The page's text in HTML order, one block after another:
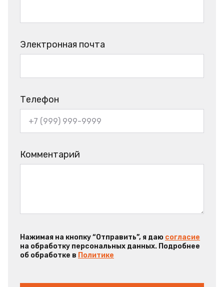
Электронная почта
Телефон
Комментарий
Нажимая на кнопку “Отправить”, я даю согласие
на обработку персональных данных. Подробнее
об обработке в Политике